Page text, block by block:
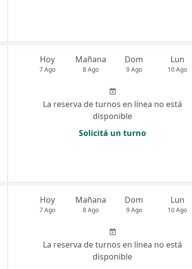
Hoy
7 Ago
Mañana
8 Ago
Dom
9 Ago
Lun
10 Ago
La reserva de turnos en línea no está
disponible
Solicitá un turno
Hoy
7 Ago
Mañana
8 Ago
Dom
9 Ago
Lun
10 Ago
La reserva de turnos en línea no está
disponible